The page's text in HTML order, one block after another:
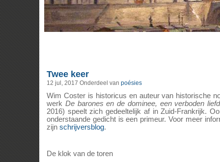
Twee keer
12 jul, 2017 Onderdeel van poésies
Wim Coster is historicus en auteur van historische
werk De barones en de dominee, een verboden
2016) speelt zich gedeeltelijk af in Zuid-Frankrijk.
onderstaande gedicht is een primeur. Voor meer
zijn schrijversblog.
De klok van de toren